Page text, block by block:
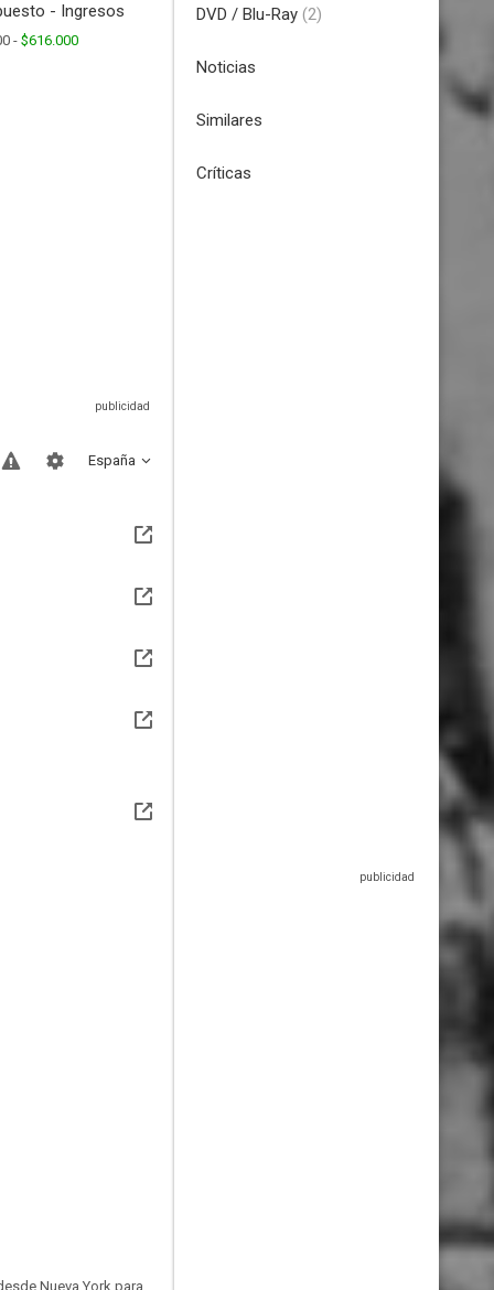
- Ingresos
- $616.000
España
Nueva York para
DVD / Blu-Ray (2)
Noticias
Similares
Críticas